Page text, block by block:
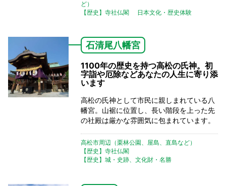
ど）
【歴史】寺社仏閣
日本文化・歴史体験
石清尾八幡宮
1100年の歴史を持つ高松の氏神。初
字詣や厄除などあなたの人生に寄り添
います
高松の氏神として市民に親しまれている八
幡宮。山裾に位置し、長い階段を上った先
の社殿は厳かな雰囲気に包まれています。
高松市周辺（栗林公園、屋島、直島など）
【歴史】寺社仏閣
【歴史】城・史跡、文化財・名勝